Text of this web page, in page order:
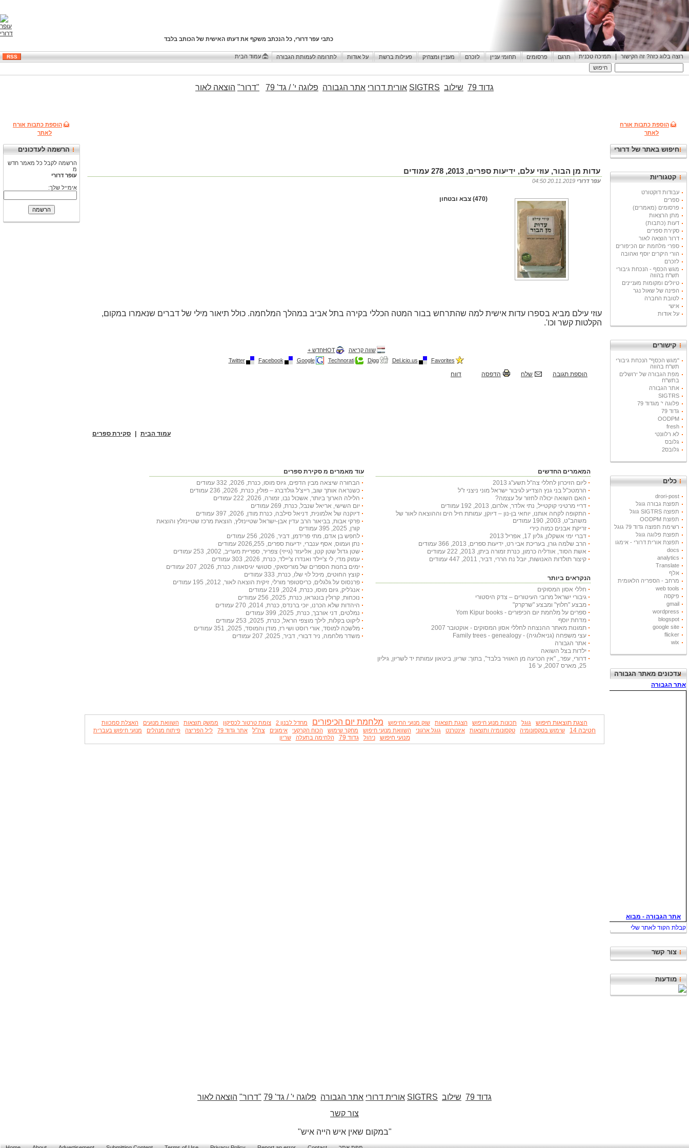
כתבי עפר דרורי, כל הנכתב משקף את דעתו האישית של הכותב בלבד
RSS רוצה בלוג כזה? זה הקישור | תמיכה טכנית תרגם פרסומים תחומי עניין לזכרם מעניין ומצחיק פעילות ברשת על אודות לתרומה לעמותת הגבורה עמוד הבית
הוספת כתבות אורח
לאתר
הרשמה לעדכונים
הרשמה לקבל כל מאמר חדש
מ
עופר דרורי
אימייל שלך:
הוספת כתבות אורח
לאתר
חיפוש באתר של דרורי
קטגוריות
עבודות דוקטורט
ספרים
פרסומים (מאמרים)
מתן הרצאות
דעות (כתבות)
סקירת ספרים
דרור הוצאה לאור
ספרי מלחמת יום הכיפורים
הורי היקרים יוסף ואהובה
לזכרם
מגש הכסף - הנכחת גיבורי
תש"ח בהווה
טיולים ומקומות מעניינים
הפינה של שאול נגר
לטובת החברה
אישי
על אודות
קישורים
"מגש הכסף" הנכחת גיבורי
תש"ח בהווה
מפת הגבורה של ירושלים
בתש"ח
אתר הגבורה
SIGTRS
פלוגה י' מגדוד 79
גדוד 79
OODPM
fresh
לא רלוונטי
גלובס
גלובס2
כלים
drori-post
תפוצת גבורה גוגל
תפוצה SIGTRS גוגל
תפוצת OODPM
רשימת תפוצה גדוד 79 גוגל
תפוצת פלוגה גוגל
תפוצת אורית דרורי - אימגו
docs
analytics
Translate
אלף
מרחב - הספריה הלאומית
web tools
פיקסה
gmail
wordpress
blogspot
google site
flicker
wix
עדכונים מאתר הגבורה
צור קשר
מודעות
גדוד 79 שילוב SIGTRS אורית דרורי אתר הגבורה פלוגה י' / גד' 79 "דרור" הוצאה לאור
עדות מן הבור, עוזי עלם, ידיעות ספרים, 2013, 278 עמודים
עפר דרורי
(470) צבא ובטחון
עוזי עילם מביא בספרו עדות אישית למה שהתרחש בבור המטה הכללי בקירה בתל אביב במהלך המלחמה. כולל תיאור מילי של דברים שנאמרו במקום,
הקלטות קשר וכו'.
שווה קריאה
HOTחדש +
Favorites
Del.icio.us
Digg
Technorati
Google
Facebook
Twitter
הוספת תגובה שלח הדפסה דווח
עמוד הבית סקירת ספרים
המאמרים החדשים
ליום הזיכרון לחללי צה"ל תשע"ג 2013
הרמטכ"ל בני גנץ הצדיע לגיבור ישראל מוני ניצני ז"ל
האם השואה יכולה לחזור על עצמה?
דריי מרטיני קוקטייל, נתי אלדר, אלרום, 2013, 192 עמודים
התקופה לקחה אותנו, יוחאי בן-נון – דיוקן, עמותת חיל הים וההוצאה לאור של
משהב"ט, 2003, 190 עמודים
זריקת אבנים כמוה כירי
דברי ימי אשקלון, גליון 17, אפריל 2013
הרב שלמה גורן, בעריכת אבי רט, ידיעות ספרים, 2013, 366 עמודים
אשת הסוד, אודליה כרמון, כנרת זמורה ביתן, 2013, 222 עמודים
קיצור תולדות האנושות, יובל נח הררי, דביר, 2011, 447 עמודים
הנקראים ביותר
חללי אסון המסוקים
גיבורי ישראל מרובי העיטורים – צדק היסטורי
מבצע "חלוץ" ומבצע "שרקרק"
ספרים על מלחמת יום הכיפורים - Yom Kipur books
מדחת יוסף
תמונות מאתר ההנצחה לחללי אסון המסוקים - אוקטובר 2007
עצי משפחה (גניאלוגיה) - Family trees - genealogy
אתר הגבורה
ילדות בצל השואה
דרורי, עפר., "אין הכרעה מן האוויר בלבד", בתוך: שריון, ביטאון עמותת יד לשריון, גיליון
25, מארס 2007, ע' 16
עוד מאמרים מ סקירת ספרים
הבחורה שיצאה מבין הדפים, גיוס מוסו, כנרת, 2026, 332 עמודים
כשנראה אותך שוב, רייצ'ל גולדברג – פולין, כנרת, 2026, 236 עמודים
הלילה הארוך ביותר, אשכול נבו, זמורה, 2026, 222 עמודים
יום השישי, אריאל שנבל, כנרת, 269 עמודים
דיוקנה של אלמונית, דניאל סילבה, כנרת מודן, 2026, 397 עמודים
פרקי אבות, בביאור הרב עדין אבן-ישראל שטיינזלץ, הוצאת מרכז שטיינזלץ והוצאת
קורן, 2025, 395 עמודים
לחפש בן אדם, מתי פרידמן, דביר, 2026, 256 עמודים
נתן ועמוס, אסף ענברי, ידיעות ספרים, 2026,255 עמודים
שטן גדול שטן קטן, אליעזר (גייזי) צפריר, ספריית מעריב, 2002, 253 עמודים
עמוק מדי, לי צ'יילד ואנדרו צ'יילד, כנרת, 2026, 303 עמודים
ימים בחנות הספרים של מוריסאקי, סטושי יגיסאווה, כנרת, 2026, 207 עמודים
קוצץ החוטים, מיכל לוי שלו, כנרת, 333 עמודים
פרנסוס על גלגלים, כריסטופר מורלי, זיקית הוצאה לאור, 2012, 195 עמודים
אנג'ליק, גיום מוסו, כנרת, 2024, 219 עמודים
נוכחות, קרולין בונגראו, כנרת, 2025, 256 עמודים
היהדות שלא הכרנו, יוכי ברנדס, כנרת, 2014, 270 עמודים
נמלטים, דני אורבך, כנרת, 2025, 399 עמודים
ליקוט בקלות, לילך מוצפי הראל, כנרת, 2025, 253 עמודים
מלשכה למוסד, אורי רוסט ושי רז, מודן והמוסד, 2025, 351 עמודים
משדר מלחמה, ניר דבורי, דביר, 2025, 207 עמודים
הצגת תוצאות חיפוש גוגל תכונות מנוע חיפוש הצגת תוצאות שוק מנועי החיפוש מלחמת יום הכיפורים מחדל לבנון 2 צומת טרטור לכסיקון ממשק תוצאות השוואת מנועים האצלת סמכוות
חטיבה 14 שימוש בטקסונומיה טקסונומיה ותוצאות אינטרנט גוגל ארגוני השוואת מנועי חיפוש מחקר שימוש הכוח הקרקעי אימונים צה"ל אתר גדוד 79 ליל הפריצה פיתוח מנהלים מנועי חיפוש בעברית
מנועי חיפוש ניהול גדוד 79 הלחימה בתעלה שריון
גדוד 79 שילוב SIGTRS אורית דרורי אתר הגבורה פלוגה י' / גד' 79 "דרור" הוצאה לאור
צור קשר
"במקום שאין איש הייה איש"